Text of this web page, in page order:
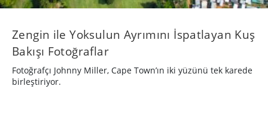
Zengin ile Yoksulun Ayrımını İspatlayan Kuş
Bakışı Fotoğraflar
Fotoğrafçı Johnny Miller, Cape Town’ın iki yüzünü tek karede
birleştiriyor.